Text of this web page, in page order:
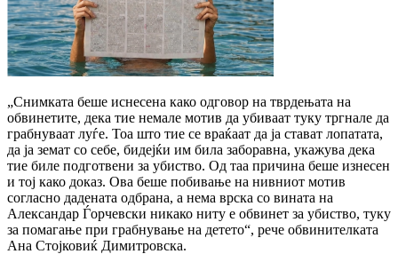
„Снимката беше иснесена како одговор на тврдењата на
обвинетите, дека тие немале мотив да убиваат туку тргнале да
грабнуваат луѓе. Тоа што тие се враќаат да ја стават лопатата,
да ја земат со себе, бидејќи им била заборавна, укажува дека
тие биле подготвени за убиство. Од таа причина беше изнесен
и тој како доказ. Ова беше побивање на нивниот мотив
согласно дадената одбрана, а нема врска со вината на
Александар Ѓорчевски никако ниту е обвинет за убиство, туку
за помагање при грабнување на детето“, рече обвинителката
Ана Стојковиќ Димитровска.